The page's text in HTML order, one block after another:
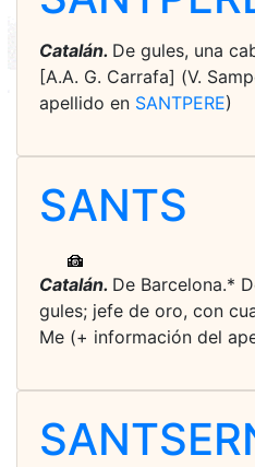
Catalán. De gules, una
[A.A. G. Carrafa] (V.
apellido en SANTPERE)
SANTS
Catalán. De Barcelona.*
gules; jefe de oro, con
Me (+ información del